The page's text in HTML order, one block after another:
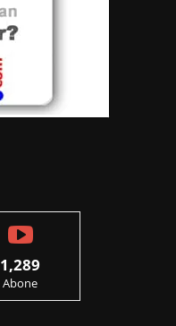
1,289
Abone